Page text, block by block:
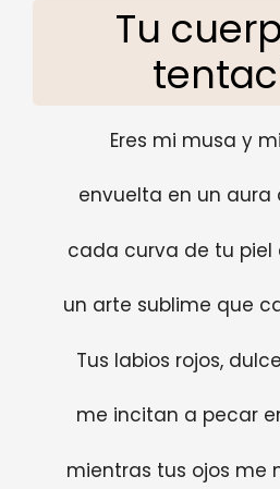
Tu
Eres mi musa y
envuelta en un aura
cada curva de tu piel
un arte sublime que
Tus labios rojos,
me incitan a pecar
mientras tus ojos me